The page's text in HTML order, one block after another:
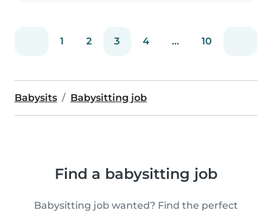
1 2 3 4 ... 10
Babysits Babysitting job
Find a babysitting job
Babysitting job wanted? Find the perfect